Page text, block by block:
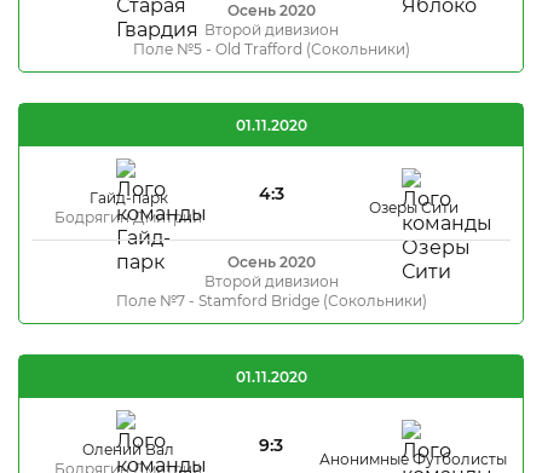
Осень 2020
Второй дивизион
Поле №5 - Old Trafford (Сокольники)
Гайд-парк
Бодрягин Дмитрий
4:3
Озеры Сити
01.11.2020
Осень 2020
Второй дивизион
Поле №7 - Stamford Bridge (Сокольники)
Олений Вал
Бодрягин Дмитрий
9:3
Анонимные Футболисты
01.11.2020